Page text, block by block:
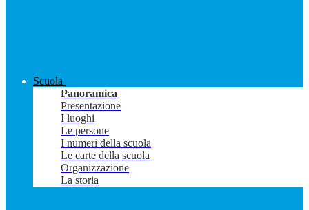
Scuola
Panoramica
Presentazione
I luoghi
Le persone
I numeri della scuola
Le carte della scuola
Organizzazione
La storia